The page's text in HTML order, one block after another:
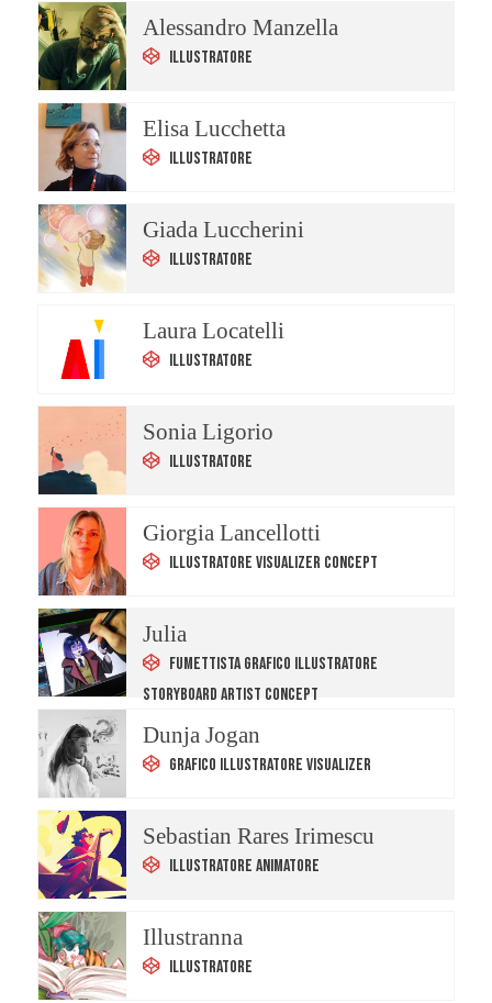
Alessandro Manzella
Illustratore
Elisa Lucchetta
Illustratore
Giada Luccherini
Illustratore
Laura Locatelli
Illustratore
Sonia Ligorio
Illustratore
Giorgia Lancellotti
Illustratore Visualizer Concept
Julia
Fumettista Grafico Illustratore
Storyboard Artist Concept
Dunja Jogan
Grafico Illustratore Visualizer
Sebastian Rares Irimescu
Illustratore Animatore
Illustranna
Illustratore